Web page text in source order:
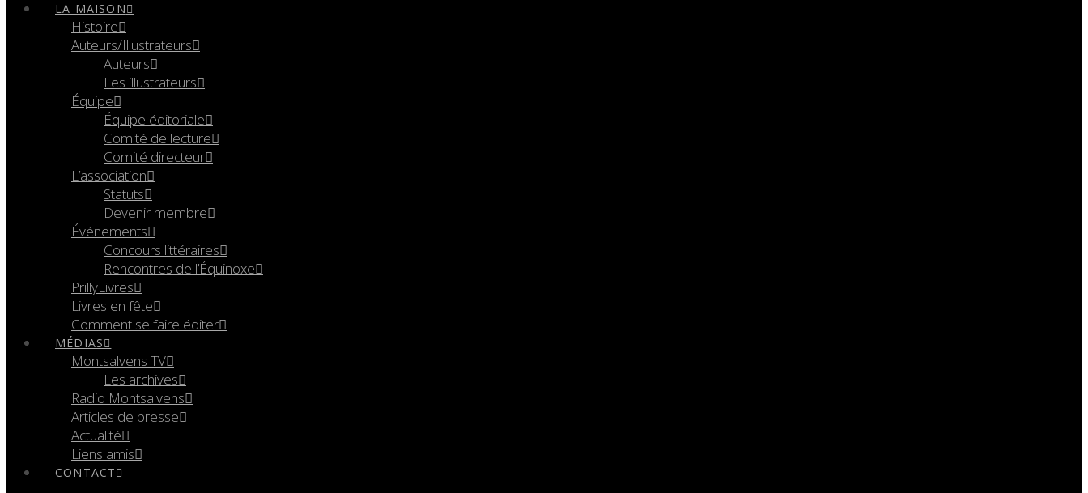
LA MAISON
Histoire
Auteurs/Illustrateurs
Auteurs
Les illustrateurs
Équipe
Équipe éditoriale
Comité de lecture
Comité directeur
L’association
Statuts
Devenir membre
Événements
Concours littéraires
Rencontres de l’Équinoxe
PrillyLivres
Livres en fête
Comment se faire éditer
MÉDIAS
Montsalvens TV
Les archives
Radio Montsalvens
Articles de presse
Actualité
Liens amis
CONTACT